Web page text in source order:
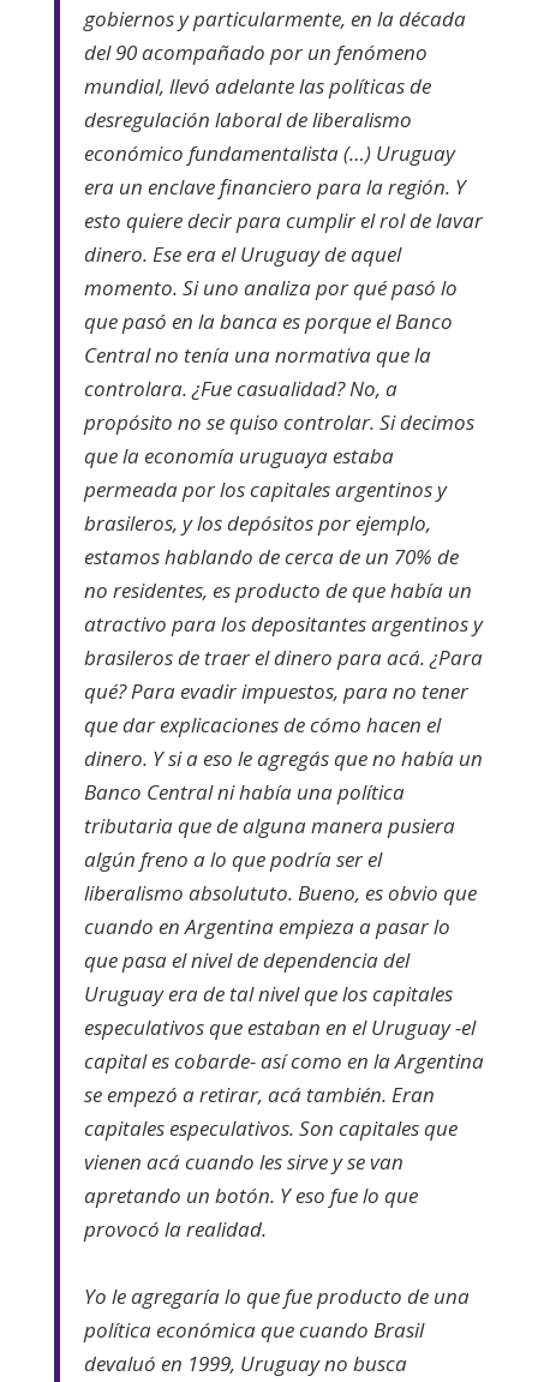
gobiernos y particularmente, en la década
del 90 acompañado por un fenómeno
mundial, llevó adelante las políticas de
desregulación laboral de liberalismo
económico fundamentalista (…) Uruguay
era un enclave financiero para la región. Y
esto quiere decir para cumplir el rol de lavar
dinero. Ese era el Uruguay de aquel
momento. Si uno analiza por qué pasó lo
que pasó en la banca es porque el Banco
Central no tenía una normativa que la
controlara. ¿Fue casualidad? No, a
propósito no se quiso controlar. Si decimos
que la economía uruguaya estaba
permeada por los capitales argentinos y
brasileros, y los depósitos por ejemplo,
estamos hablando de cerca de un 70% de
no residentes, es producto de que había un
atractivo para los depositantes argentinos y
brasileros de traer el dinero para acá. ¿Para
qué? Para evadir impuestos, para no tener
que dar explicaciones de cómo hacen el
dinero. Y si a eso le agregás que no había un
Banco Central ni había una política
tributaria que de alguna manera pusiera
algún freno a lo que podría ser el
liberalismo absolututo. Bueno, es obvio que
cuando en Argentina empieza a pasar lo
que pasa el nivel de dependencia del
Uruguay era de tal nivel que los capitales
especulativos que estaban en el Uruguay -el
capital es cobarde- así como en la Argentina
se empezó a retirar, acá también. Eran
capitales especulativos. Son capitales que
vienen acá cuando les sirve y se van
apretando un botón. Y eso fue lo que
provocó la realidad.
Yo le agregaría lo que fue producto de una
política económica que cuando Brasil
devaluó en 1999, Uruguay no busca